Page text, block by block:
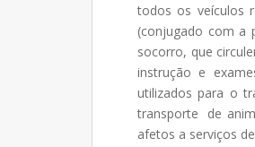
todos os veículos
(conjugado com a
socorro, que
instrução e
utilizados para o
transporte de
afetos a serviços